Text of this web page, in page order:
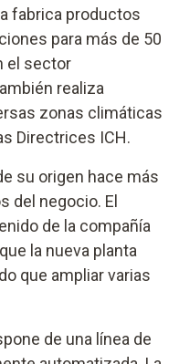
fabrica productos
para más de 50
el sector
realiza
zonas climáticas
Directrices ICH.
su origen hace más
del negocio. El
de la compañía
la nueva planta
que ampliar varias
de una línea de